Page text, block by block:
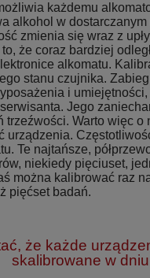
każdemu
alkohol w
zmienia się wraz z
że coraz bardziej
alkomatu.
stanu czujnika.
i
Jego
trzeźwości. Warto więc o
urządzenia.
Te najtańsze,
niekiedy pięciuset,
można kalibrować raz
pięćset badań.
że każde
skalibrowane w